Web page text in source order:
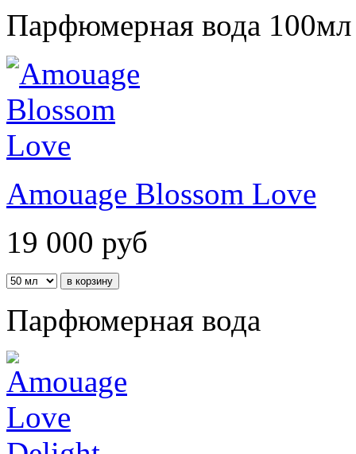
Парфюмерная вода 100мл
Amouage Blossom Love
19 000 руб
Парфюмерная вода